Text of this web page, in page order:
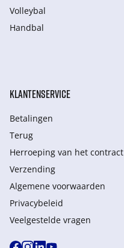
Volleybal
Handbal
KLANTENSERVICE
Betalingen
Terug
Herroeping van het contract
Verzending
Algemene voorwaarden
Privacybeleid
Veelgestelde vragen